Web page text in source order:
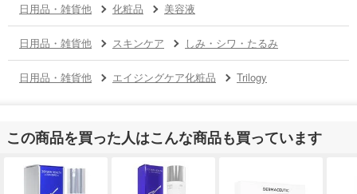
日用品・雑貨他 化粧品 美容液
日用品・雑貨他 スキンケア しみ・シワ・たるみ
日用品・雑貨他 エイジングケア化粧品 Trilogy
この商品を買った人はこんな商品も買っています